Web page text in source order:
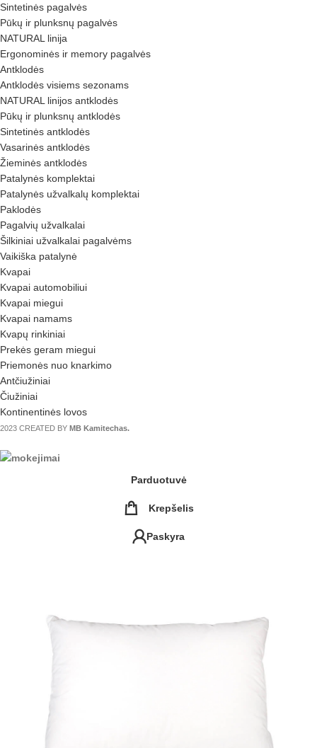
Sintetinės pagalvės
Pūkų ir plunksnų pagalvės
NATURAL linija
Ergonominės ir memory pagalvės
Antklodės
Antklodės visiems sezonams
NATURAL linijos antklodės
Pūkų ir plunksnų antklodės
Sintetinės antklodės
Vasarinės antklodės
Žieminės antklodės
Patalynės komplektai
Patalynės užvalkalų komplektai
Paklodės
Pagalvių užvalkalai
Šilkiniai užvalkalai pagalvėms
Vaikiška patalynė
Kvapai
Kvapai automobiliui
Kvapai miegui
Kvapai namams
Kvapų rinkiniai
Prekės geram miegui
Priemonės nuo knarkimo
Antčiužiniai
Čiužiniai
Kontinentinės lovos
2023 CREATED BY MB Kamitechas.
Parduotuvė
Krepšelis
Paskyra